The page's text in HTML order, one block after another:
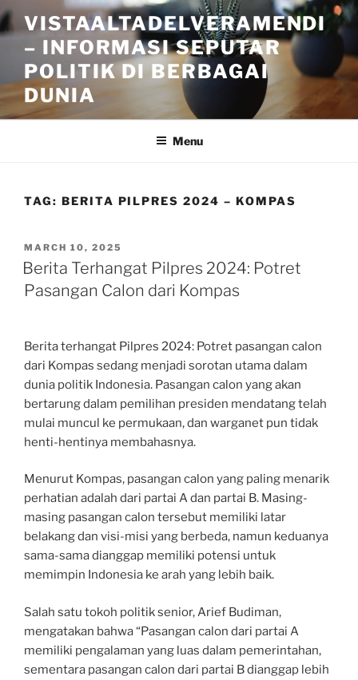
Skip
to
content
VISTAALTADELVERAMENDI
– INFORMASI SEPUTAR
POLITIK DI BERBAGAI
DUNIA
Menu
TAG: BERITA PILPRES 2024 – KOMPAS
POSTED
ON
MARCH 10, 2025
Berita Terhangat Pilpres 2024: Potret
Pasangan Calon dari Kompas
Berita terhangat Pilpres 2024: Potret pasangan calon
dari Kompas sedang menjadi sorotan utama dalam
dunia politik Indonesia. Pasangan calon yang akan
bertarung dalam pemilihan presiden mendatang telah
mulai muncul ke permukaan, dan warganet pun tidak
henti-hentinya membahasnya.
Menurut Kompas, pasangan calon yang paling menarik
perhatian adalah dari partai A dan partai B. Masing-
masing pasangan calon tersebut memiliki latar
belakang dan visi-misi yang berbeda, namun keduanya
sama-sama dianggap memiliki potensi untuk
memimpin Indonesia ke arah yang lebih baik.
Salah satu tokoh politik senior, Arief Budiman,
mengatakan bahwa “Pasangan calon dari partai A
memiliki pengalaman yang luas dalam pemerintahan,
sementara pasangan calon dari partai B dianggap lebih